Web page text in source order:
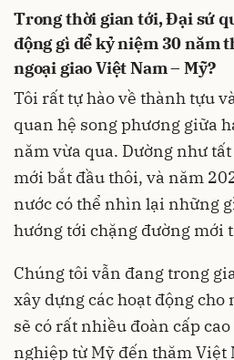
Trong thời gian tới, Đại sứ
động gì để kỷ niệm 30 năm
ngoại giao Việt Nam – Mỹ?
Tôi rất tự hào về thành tựu
quan hệ song phương giữa
năm vừa qua. Dường như
mới bắt đầu thôi, và năm
nước có thể nhìn lại những
hướng tới chặng đường mới
Chúng tôi vẫn đang trong
xây dựng các hoạt động
sẽ có rất nhiều đoàn cấp
nghiệp từ Mỹ đến thăm Việt